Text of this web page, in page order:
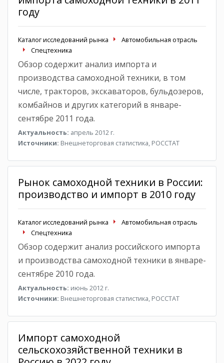
году
Каталог исследований рынка
Автомобильная отрасль
Спецтехника
Обзор содержит анализ импорта и
производства самоходной техники, в том
числе, тракторов, экскаваторов, бульдозеров,
комбайнов и других категорий в январе-
сентябре 2011 года.
Актуальность: апрель 2012 г.
Источники: Внешнеторговая статистика, РОССТАТ
Рынок самоходной техники в России:
производство и импорт в 2010 году
Каталог исследований рынка
Автомобильная отрасль
Спецтехника
Обзор содержит анализ российского импорта
и производства самоходной техники в январе-
сентябре 2010 года.
Актуальность: июнь 2012 г.
Источники: Внешнеторговая статистика, РОССТАТ
Импорт самоходной
сельскохозяйственной техники в